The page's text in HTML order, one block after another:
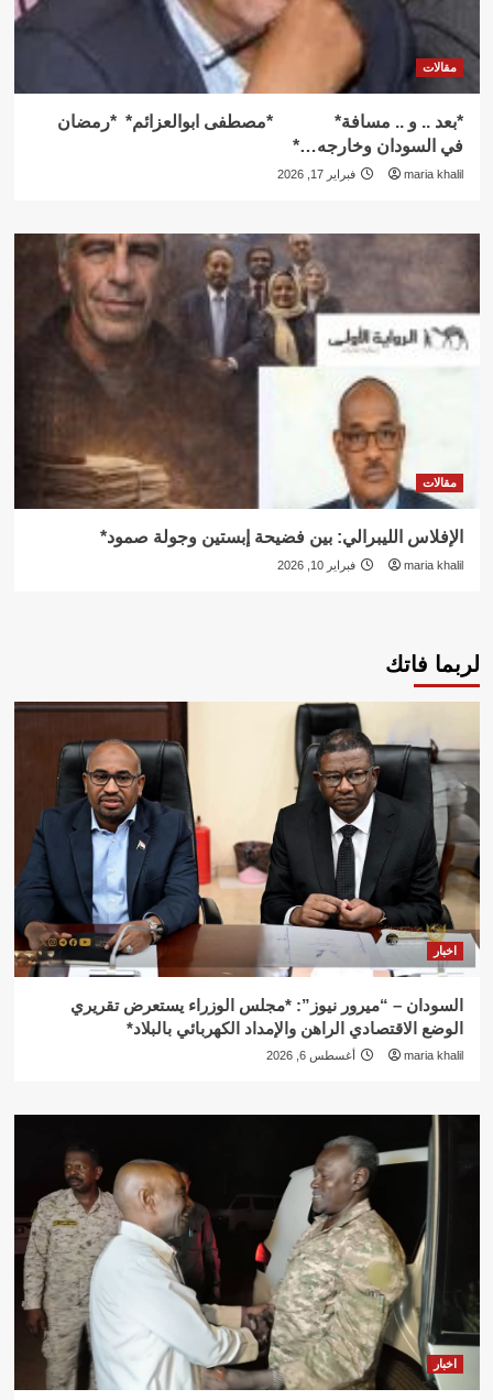
مقالات
*بعد .. و .. مسافة* *مصطفى ابوالعزائم* *رمضان
في السودان وخارجه…*
maria khalil فبراير 17, 2026
مقالات
الإفلاس الليبرالي: بين فضيحة إبستين وجولة صمود*
maria khalil فبراير 10, 2026
لربما فاتك
اخبار
السودان – “ميرور نيوز”: *مجلس الوزراء يستعرض تقريري
الوضع الاقتصادي الراهن والإمداد الكهربائي بالبلاد*
maria khalil أغسطس 6, 2026
اخبار